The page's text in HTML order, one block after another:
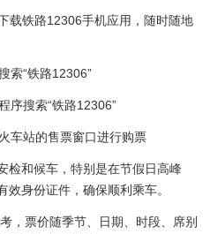
载铁路12306手机应用，随时随地
索“铁路12306”
序搜索“铁路12306”
车站的售票窗口进行购票
检和候车，特别是在节假日高峰
身份证件，确保顺利乘车。
，票价随季节、日期、时段、席别